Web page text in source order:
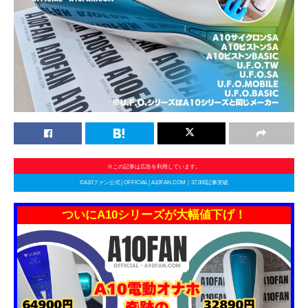
※この記事は広告を利用しています。
©A10ファン公式│OFFICIAL│A10FAN.COM｜37,000記事突破
ついにA10シリーズが大幅値下げ！